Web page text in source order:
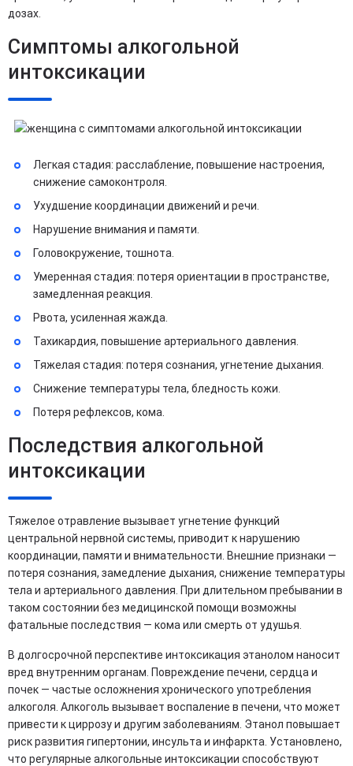
дозах.
Симптомы алкогольной
интоксикации
Легкая стадия: расслабление, повышение настроения,
снижение самоконтроля.
Ухудшение координации движений и речи.
Нарушение внимания и памяти.
Головокружение, тошнота.
Умеренная стадия: потеря ориентации в пространстве,
замедленная реакция.
Рвота, усиленная жажда.
Тахикардия, повышение артериального давления.
Тяжелая стадия: потеря сознания, угнетение дыхания.
Снижение температуры тела, бледность кожи.
Потеря рефлексов, кома.
Последствия алкогольной
интоксикации
Тяжелое отравление вызывает угнетение функций
центральной нервной системы, приводит к нарушению
координации, памяти и внимательности. Внешние признаки —
потеря сознания, замедление дыхания, снижение температуры
тела и артериального давления. При длительном пребывании в
таком состоянии без медицинской помощи возможны
фатальные последствия — кома или смерть от удушья.
В долгосрочной перспективе интоксикация этанолом наносит
вред внутренним органам. Повреждение печени, сердца и
почек — частые осложнения хронического употребления
алкоголя. Алкоголь вызывает воспаление в печени, что может
привести к циррозу и другим заболеваниям. Этанол повышает
риск развития гипертонии, инсульта и инфаркта. Установлено,
что регулярные алкогольные интоксикации способствуют